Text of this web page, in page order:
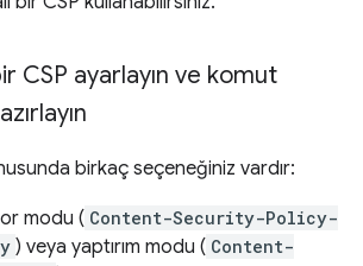
CSP ayarlayın ve komut
birkaç seçeneğiniz vardır:
modu ( Content-Security-Policy-
) veya yaptırım modu ( Content-